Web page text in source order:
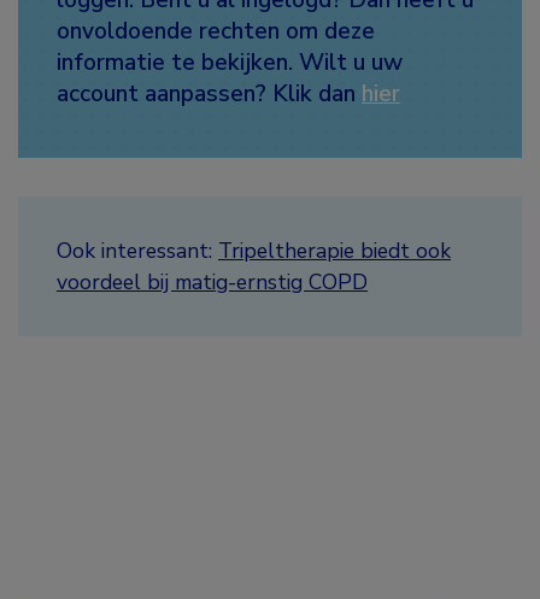
onvoldoende rechten om deze
informatie te bekijken. Wilt u uw
account aanpassen? Klik dan hier
Ook interessant: Tripeltherapie biedt ook
voordeel bij matig-ernstig COPD